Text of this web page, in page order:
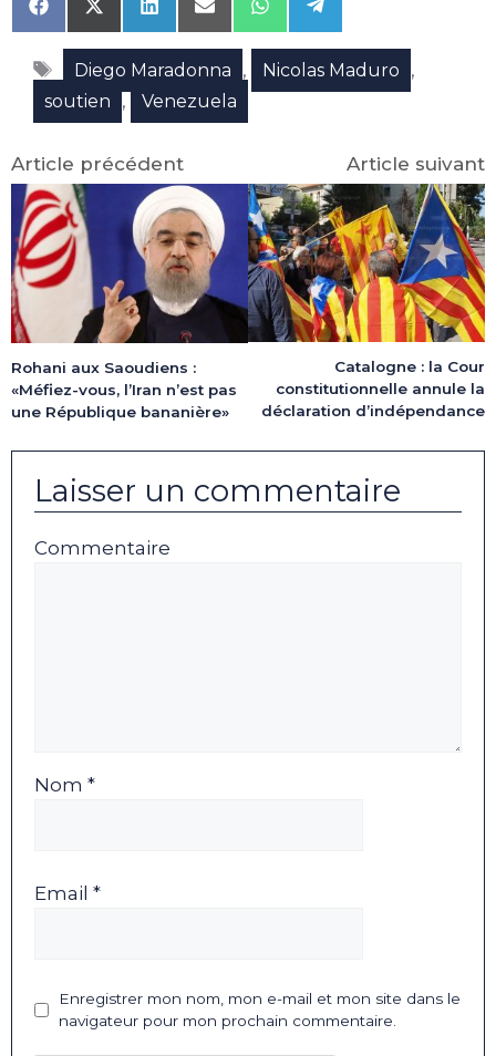
Share
on
Facebook
Share
on
X
(Twitter)
Share
on
LinkedIn
Share
on
Email
Share
on
WhatsApp
Share
on
Telegram
Étiquettes
Diego Maradonna , Nicolas Maduro ,
soutien , Venezuela
Article précédent
Rohani aux Saoudiens :
«Méfiez-vous, l’Iran n’est pas
une République bananière»
Article suivant
Catalogne : la Cour
constitutionnelle annule la
déclaration d’indépendance
Laisser un commentaire
Commentaire
Nom *
Email *
Enregistrer mon nom, mon e-mail et mon site dans le
navigateur pour mon prochain commentaire.